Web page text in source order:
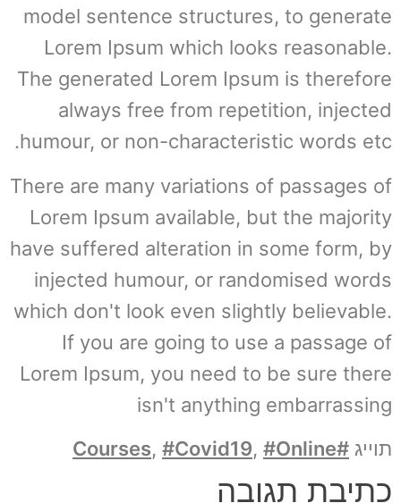
model sentence structures, to generate
Lorem Ipsum which looks reasonable.
The generated Lorem Ipsum is therefore
always free from repetition, injected
humour, or non-characteristic words etc.
There are many variations of passages of
Lorem Ipsum available, but the majority
have suffered alteration in some form, by
injected humour, or randomised words
which don't look even slightly believable.
If you are going to use a passage of
Lorem Ipsum, you need to be sure there
isn't anything embarrassing
תוייג #Courses
, #Covid19, #Online
כתיבת תגובה